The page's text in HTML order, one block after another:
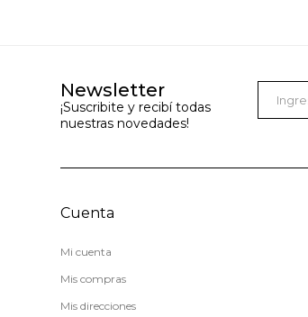
Newsletter
¡Suscribite y recibí todas
nuestras novedades!
Cuenta
Mi cuenta
Mis compras
Mis direcciones